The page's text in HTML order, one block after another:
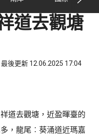
道去觀塘
最後更新 12.06.2025 17:04
道去觀塘，近盈暉臺的
，龍尾︰葵涌道近瑪嘉